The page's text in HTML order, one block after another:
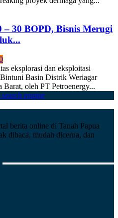
30 BOPD, Bisnis Merugi
eksplorasi dan eksploitasi
Basin Distrik Weriagar
oleh PT Petroenergy...
berita online di Tanah Papua
dibaca, mudah dicerna, dan